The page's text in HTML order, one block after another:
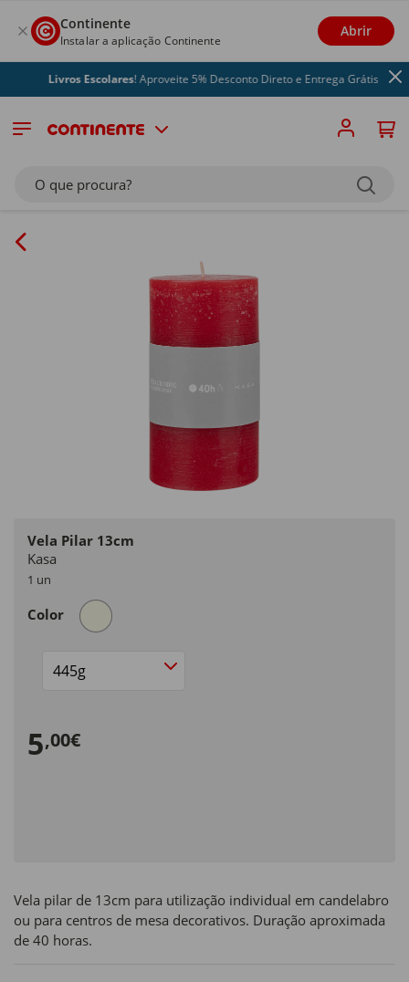
Continente
Instalar a aplicação Continente
Abrir
Livros Escolares! Aproveite 5% Desconto Direto e Entrega Grátis
O que procura?
Vela Pilar 13cm
Kasa
1 un
Color
Size
5,00€
Vela pilar de 13cm para utilização individual em candelabro
ou para centros de mesa decorativos. Duração aproximada
de 40 horas.